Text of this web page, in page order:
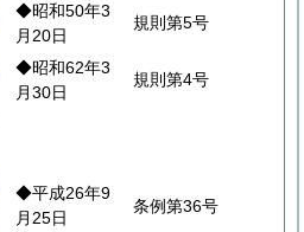
◆昭和50年3
月20日
規則第5号
◆昭和62年3
月30日
規則第4号
◆平成26年9
月25日
条例第36号